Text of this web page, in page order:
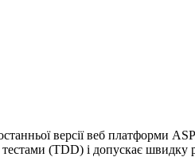
версії веб платформи
тестами (TDD) і допускає швидку